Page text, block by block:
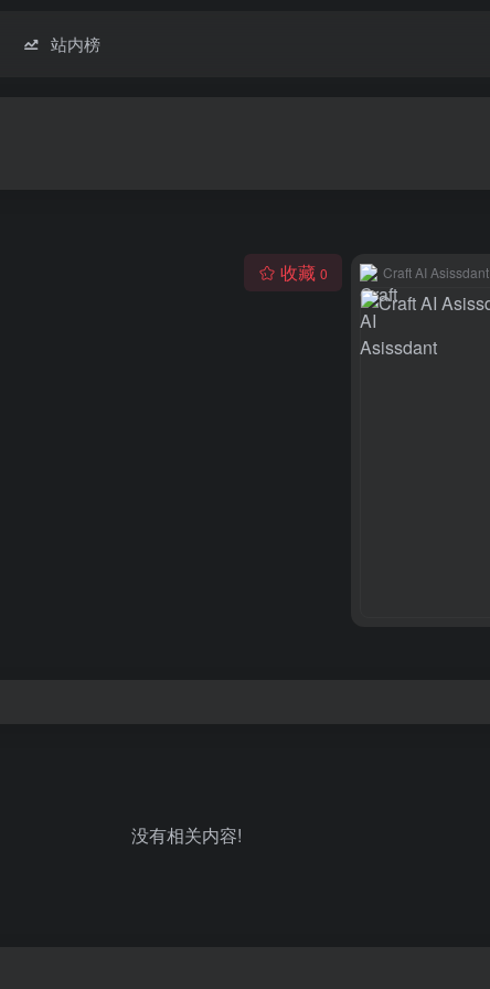
站内榜
收藏 0 Craft AI Asissdant
没有相关内容!